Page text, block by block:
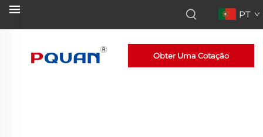
PT
Obter Uma Cotação